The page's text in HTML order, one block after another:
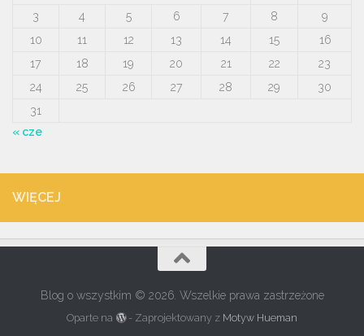
3
4 5 6 7 8
9
10
11 12 13 14 15
16
17
18 19 20 21 22
23
24
25 26 27 28 29
30
31
« cze
WIĘCEJ
Blog o wszystkim © 2026. Wszelkie prawa zastrzeżone
Oparte na - Zaprojektowany z Motyw Hueman